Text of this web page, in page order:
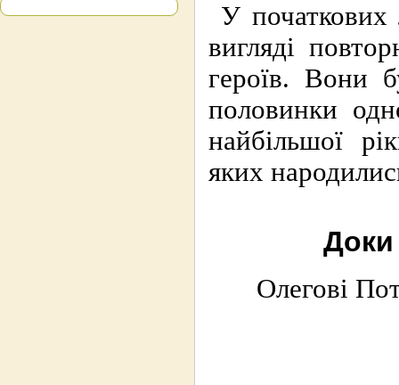
У початкових
вигляді
героїв. Вони
половинки
найбільшої
яких
Доки
Олегові